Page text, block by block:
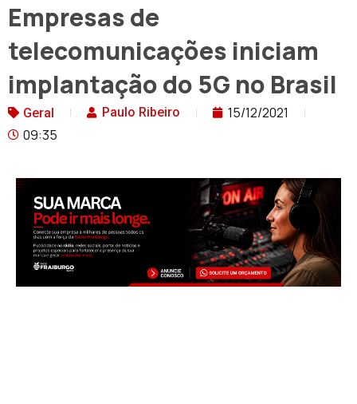
Empresas de
telecomunicações iniciam
implantação do 5G no Brasil
Geral Paulo Ribeiro
15/12/2021
09:35